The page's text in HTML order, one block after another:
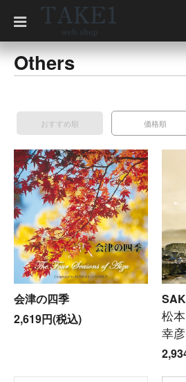
Others
おすすめ順 価格順
会津の四季
2,619円(税込)
松
幸